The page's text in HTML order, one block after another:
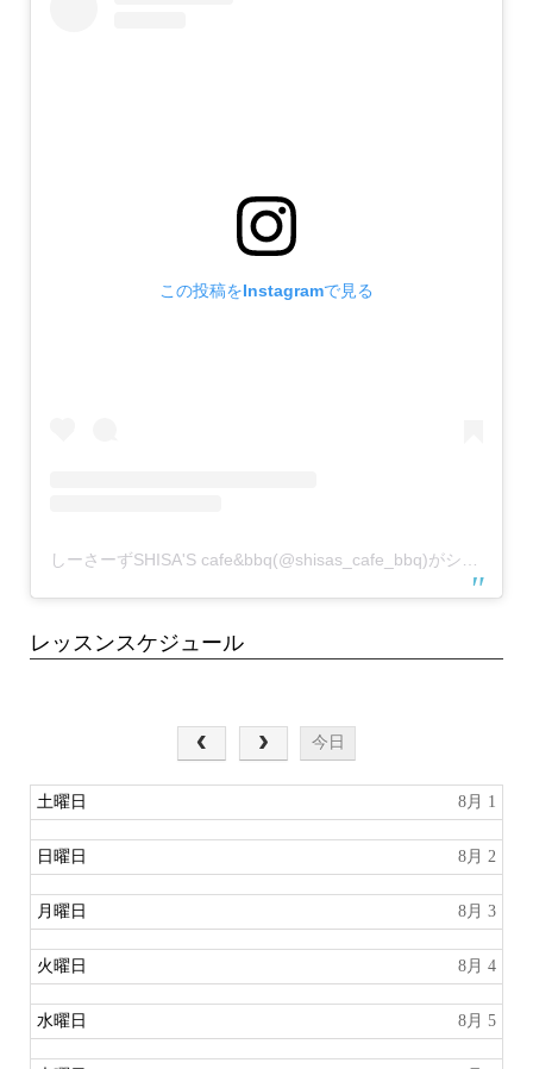
この投稿をInstagramで見る
レッスンスケジュール
今日
土曜日 8月 1
日曜日 8月 2
月曜日 8月 3
火曜日 8月 4
水曜日 8月 5